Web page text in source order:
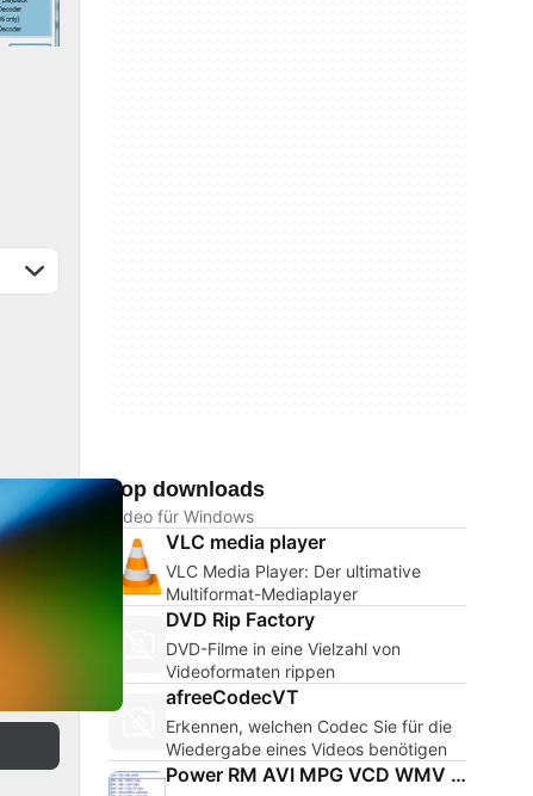
Top downloads
Video für Windows
VLC media player
VLC Media Player: Der ultimative
Multiformat-Mediaplayer
DVD Rip Factory
DVD-Filme in eine Vielzahl von
Videoformaten rippen
afreeCodecVT
Erkennen, welchen Codec Sie für die
Wiedergabe eines Videos benötigen
Power RM AVI MPG VCD WMV Converter